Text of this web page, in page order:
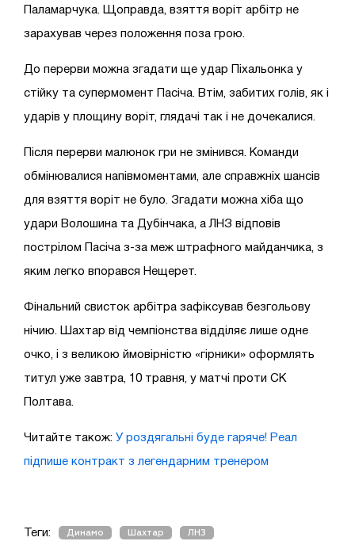
Паламарчука. Щоправда, взяття воріт арбітр не
зарахував через положення поза грою.
До перерви можна згадати ще удар Піхальонка у
стійку та супермомент Пасіча. Втім, забитих голів, як і
ударів у площину воріт, глядачі так і не дочекалися.
Після перерви малюнок гри не змінився. Команди
обмінювалися напівмоментами, але справжніх шансів
для взяття воріт не було. Згадати можна хіба що
удари Волошина та Дубінчака, а ЛНЗ відповів
пострілом Пасіча з-за меж штрафного майданчика, з
яким легко впорався Нещерет.
Фінальний свисток арбітра зафіксував безгольову
нічию. Шахтар від чемпіонства відділяє лише одне
очко, і з великою ймовірністю «гірники» оформлять
титул уже завтра, 10 травня, у матчі проти СК
Полтава.
Читайте також: У роздягальні буде гаряче! Реал
підпише контракт з легендарним тренером
Теги: Динамо Шахтар ЛНЗ